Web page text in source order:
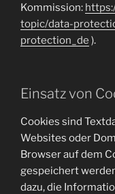
Kommission:
topic/data-
protection_de ).
Einsatz von
Cookies sind
Websites oder
Browser auf dem
gespeichert
dazu, die